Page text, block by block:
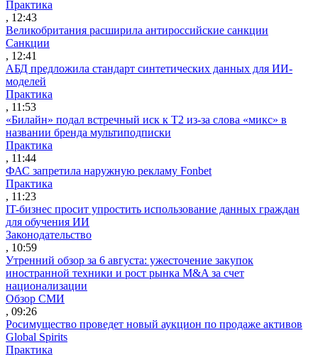
Практика
, 12:43
Великобритания расширила антироссийские санкции
Санкции
, 12:41
АБД предложила стандарт синтетических данных для ИИ-
моделей
Практика
, 11:53
«Билайн» подал встречный иск к Т2 из-за слова «микс» в
названии бренда мультиподписки
Практика
, 11:44
ФАС запретила наружную рекламу Fonbet
Практика
, 11:23
IT-бизнес просит упростить использование данных граждан
для обучения ИИ
Законодательство
, 10:59
Утренний обзор за 6 августа: ужесточение закупок
иностранной техники и рост рынка M&A за счет
национализации
Обзор СМИ
, 09:26
Росимущество проведет новый аукцион по продаже активов
Global Spirits
Практика